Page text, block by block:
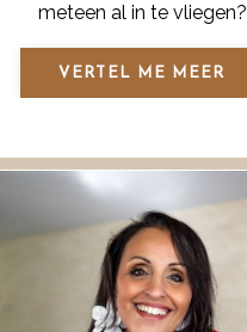
meteen al in te vliegen?
VERTEL ME MEER